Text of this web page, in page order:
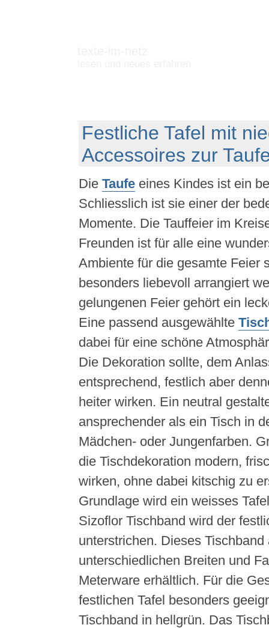
Festliche Tafel mit
Accessoires zur
Die Taufe eines Kindes ist ein
Schliesslich ist sie einer der
Momente. Die Tauffeier im
Freunden ist für alle eine
Ambiente für die gesamte Feier
besonders liebevoll arrangiert
gelungenen Feier gehört ein
Eine passend ausgewählte
dabei für eine schöne
Die Dekoration sollte, dem
entsprechend, festlich aber
heiter wirken. Ein neutral
ansprechender als ein Tisch in
Mädchen- oder Jungenfarben.
die Tischdekoration modern,
wirken, ohne dabei kitschig zu
Grundlage wird ein weisses
Sizoflor Tischband wird der
unterstrichen. Dieses
unterschiedlichen Breiten und
Meterware erhältlich. Für die
festlichen Tafel besonders
Tischband in hellgrün. Das